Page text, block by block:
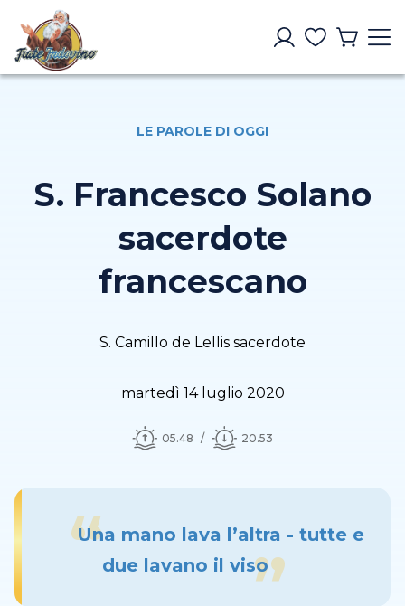
LE PAROLE DI OGGI
S. Francesco Solano
sacerdote
francescano
S. Camillo de Lellis sacerdote
martedì 14 luglio 2020
05.48 20.53
Una mano lava l’altra - tutte e
due lavano il viso